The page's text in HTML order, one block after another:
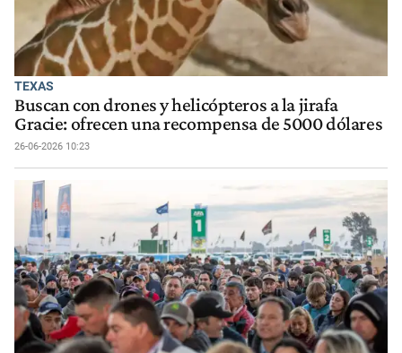
TEXAS
Buscan con drones y helicópteros a la jirafa
Gracie: ofrecen una recompensa de 5000 dólares
26-06-2026 10:23